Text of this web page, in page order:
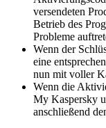
versendeten
Betrieb des
Probleme
Wenn der
eine
nun mit voller
Wenn die
My Kaspersky
anschließend